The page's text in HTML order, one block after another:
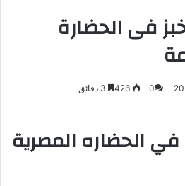
فى الحضارة
0
الحضاره المصرية